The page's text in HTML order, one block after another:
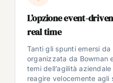
L’opzione event-
real time
Tanti gli spunti emersi
organizzata da Bowman
temi dell’agilità
reagire velocemente agli